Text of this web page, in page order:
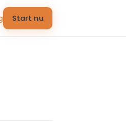
Start nu